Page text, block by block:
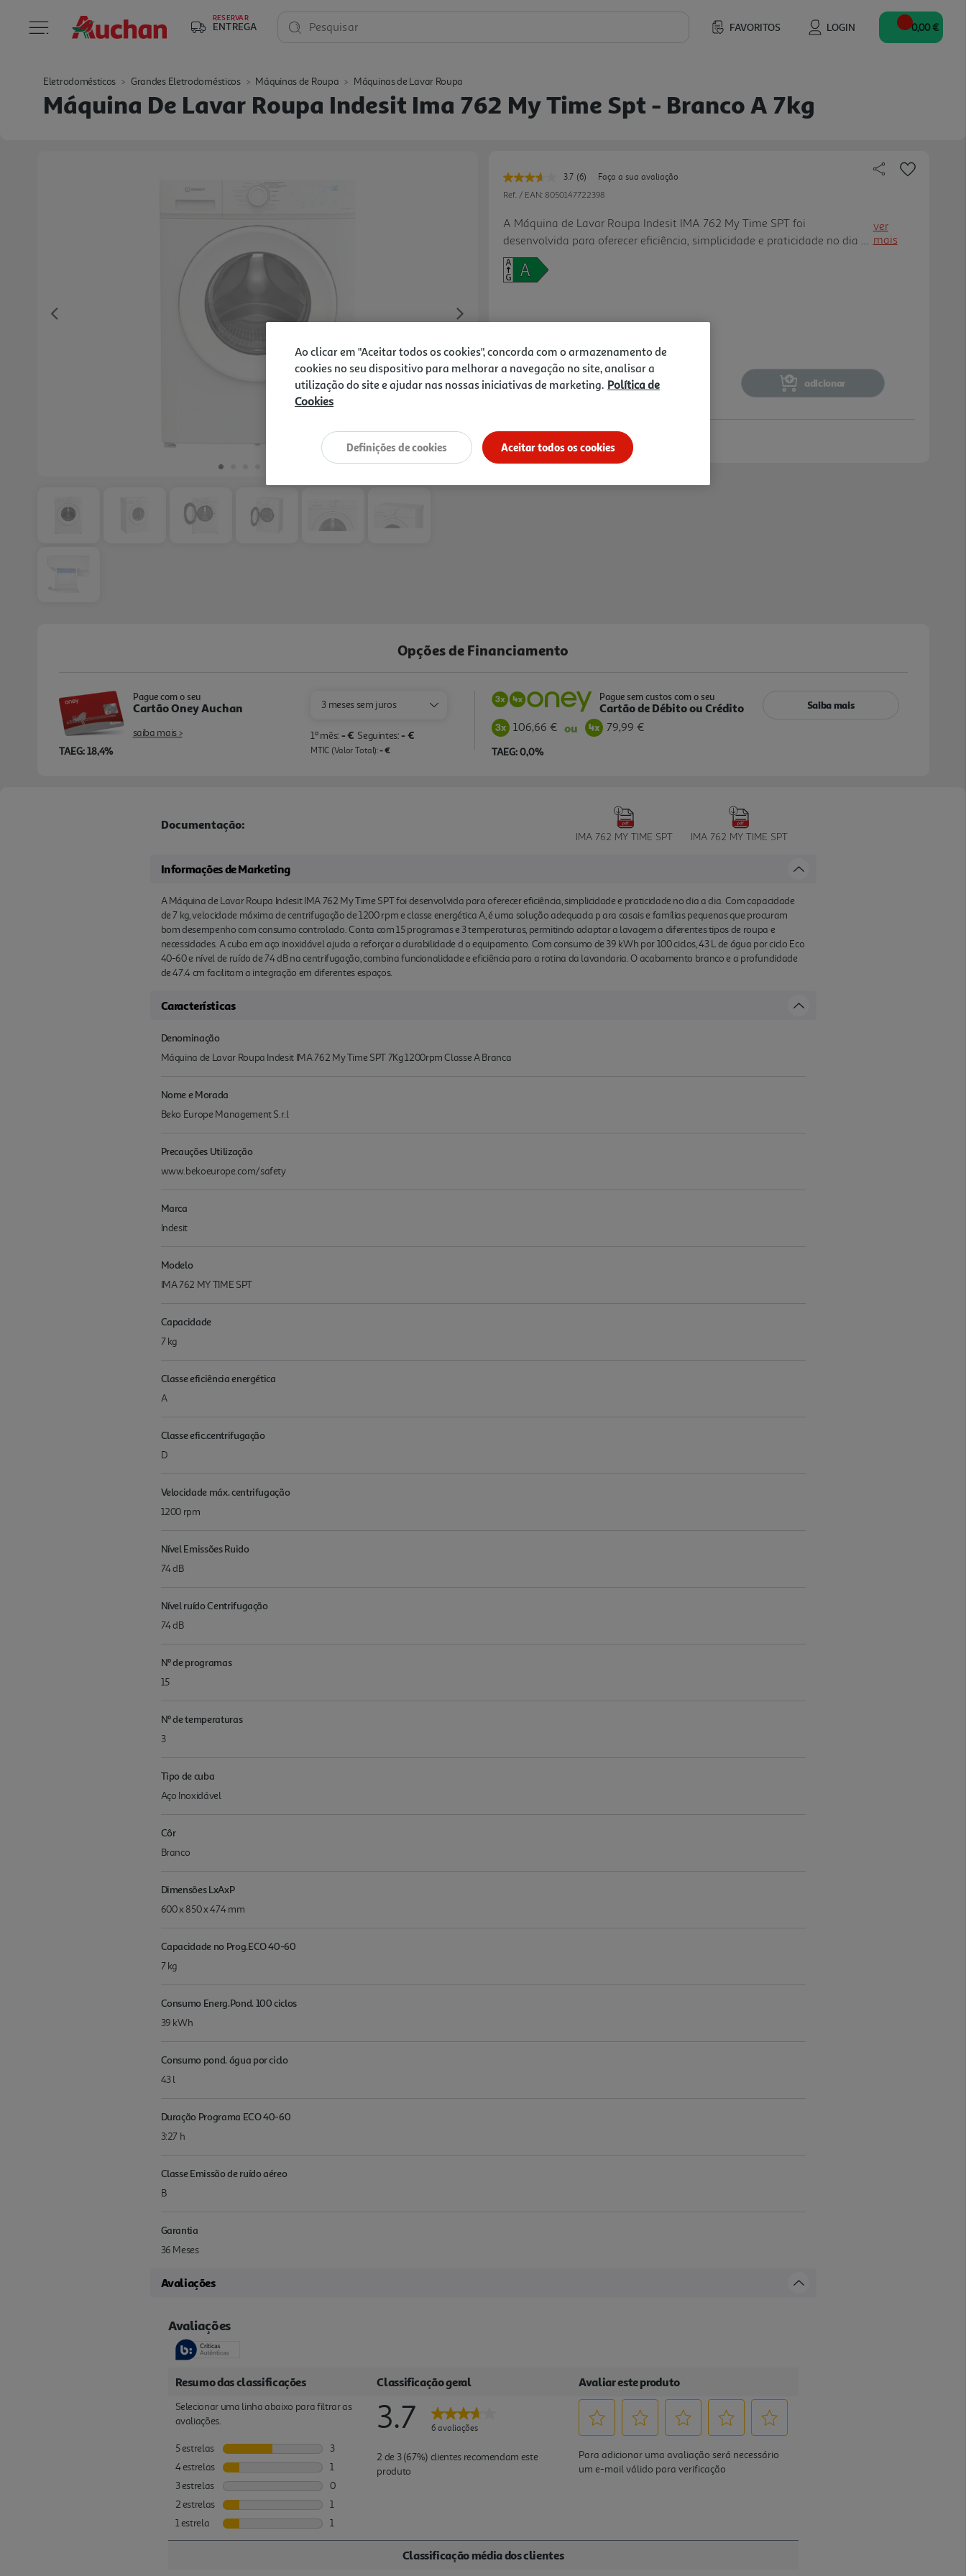
RESERVAR
ENTREGA FAVORITOS LOGIN
Pesquisar 0,00 €
Eletrodomésticos Grandes Eletrodomésticos Máquinas de Roupa Máquinas de Lavar Roupa
Máquina De Lavar Roupa Indesit Ima 762 My Time Spt - Branco A 7kg
Previous Next
3.7 Leu
6
Link
para
a
(6)
Faça a sua avaliação
Ref. / EAN: 8050147722398
A Máquina de Lavar Roupa Indesit IMA 762 My Time SPT foi
desenvolvida para oferecer eficiência, simplicidade e praticidade no dia a
dia. Com capacidade de 7 kg, velocidade máxima de centrifugação de
1200 rpm e classe energética A, é uma solução adequada p ara casais e
adaptar a lavagem a diferentes tipos de roupa e necessidades. A cuba em
aço inoxidável ajuda a reforçar a durabilidade d o equipamento. Com
consumo de 39 kWh por 100 ciclos, 43 L de água por ciclo Eco 40-60 e
nível de ruído de 74 dB na centrifugação, combina funcionalidade e
eficiência para a rotina da lavandaria. O acabamento branco e a
ver
mais
adicionar
Opções de Financiamento
TAEG: 18,4%
Pague com o seu
Cartão Oney Auchan
saiba mais >
3 meses sem juros
1º mês: - € Seguintes:- €
MTIC (Valor Total):- €
Pague sem custos com o seu
Cartão de Débito ou Crédito
106,66 € ou 79,99 €
TAEG: 0,0%
Saiba mais
Documentação:
IMA 762 MY TIME SPT IMA 762 MY TIME SPT
Informações de Marketing
A Máquina de Lavar Roupa Indesit IMA 762 My Time SPT foi desenvolvida para oferecer eficiência, simplicidade e praticidade no dia a dia. Com capacidade
de 7 kg, velocidade máxima de centrifugação de 1200 rpm e classe energética A, é uma solução adequada p ara casais e famílias pequenas que procuram
bom desempenho com consumo controlado. Conta com 15 programas e 3 temperaturas, permitindo adaptar a lavagem a diferentes tipos de roupa e
necessidades. A cuba em aço inoxidável ajuda a reforçar a durabilidade d o equipamento. Com consumo de 39 kWh por 100 ciclos, 43 L de água por ciclo Eco
40-60 e nível de ruído de 74 dB na centrifugação, combina funcionalidade e eficiência para a rotina da lavandaria. O acabamento branco e a profundidade
de 47.4 cm facilitam a integração em diferentes espaços.
Características
Denominação
Máquina de Lavar Roupa Indesit IMA 762 My Time SPT 7Kg 1200rpm Classe A Branca
Nome e Morada
Beko Europe Management S.r.l
Precauções Utilização
www.bekoeurope.com/safety
Marca
Indesit
Modelo
IMA 762 MY TIME SPT
Capacidade
7 kg
Classe eficiência energética
A
Classe efic.centrifugação
D
Velocidade máx. centrifugação
1200 rpm
Nível Emissões Ruido
74 dB
Nível ruído Centrifugação
74 dB
Nº de programas
15
Nº de temperaturas
3
Tipo de cuba
Aço Inoxidável
Côr
Branco
Dimensões LxAxP
600 x 850 x 474 mm
Capacidade no Prog.ECO 40-60
7 kg
Consumo Energ.Pond. 100 ciclos
39 kWh
Consumo pond. água por ciclo
43 l
Duração Programa ECO 40-60
3:27 h
Classe Emissão de ruído aéreo
B
Garantia
36 Meses
Avaliações
Ao clicar em "Aceitar todos os cookies", concorda com o armazenamento de
cookies no seu dispositivo para melhorar a navegação no site, analisar a
utilização do site e ajudar nas nossas iniciativas de marketing. Política de
Cookies
Aceitar todos os cookies
Definições de cookies